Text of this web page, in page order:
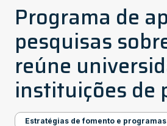
Programa de
pesquisas
reúne
instituições de
Estratégias de fomento e programas